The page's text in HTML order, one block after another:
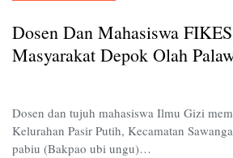
Dosen Dan Mahasiswa
Masyarakat Depok Olah
Dosen dan tujuh mahasiswa Ilmu Gizi
Kelurahan Pasir Putih, Kecamatan
pabiu (Bakpao ubi ungu)…